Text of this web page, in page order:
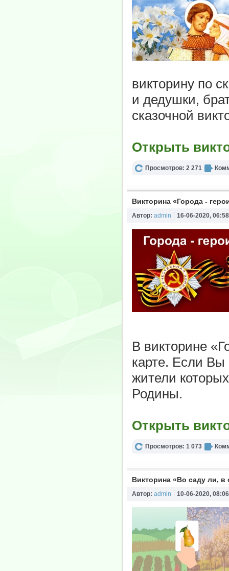
викторину по
и дедушки,
сказочной
Открыть
Просмотров: 2 271
Викторина «Города -
Автор: admin 16-06-2020, 06:58
В викторине
карте. Если Вы
жители
Родины.
Открыть
Просмотров: 1 073
Викторина «Во саду ли, в
Автор: admin 10-06-2020, 08:06